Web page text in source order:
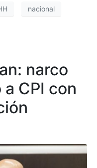
nacional
narco
CPI con